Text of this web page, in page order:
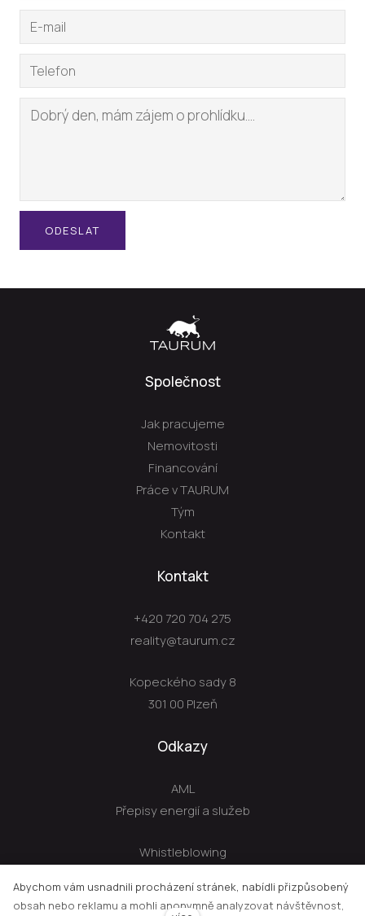
ODESLAT
Společnost
Jak pracujeme
Nemovitosti
Financování
Práce v TAURUM
Tým
Kontakt
Kontakt
+420 720 704 275
reality@taurum.cz
Kopeckého sady 8
301 00 Plzeň
Odkazy
AML
Přepisy energií a služeb
Whistleblowing
Abychom vám usnadnili procházení stránek, nabídli přizpůsobený
obsah nebo reklamu a mohli anonymně analyzovat návštěvnost,